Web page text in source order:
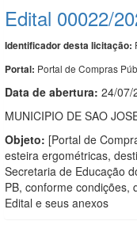
Edital 00022/
Identificador desta licitação:
Portal: Portal de Compras
Data de abertura: 24/07/
MUNICIPIO DE SAO
Objeto: [Portal de
esteira ergométricas,
Secretaria de Educação
PB, conforme condições,
Edital e seus anexos